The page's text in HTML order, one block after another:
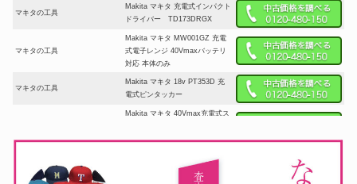
マキタの工具
Makita マキタ 充電式インパクト
ドライバー TD173DRGX
マキタの工具
Makita マキタ MW001GZ 充電
式電子レンジ 40Vmaxバッテリ
対応 本体のみ
マキタの工具
Makita マキタ 18v PT353D 充
電式ピンタッカー
Makita マキタ 40Vmax充電式ス
り
マキタの工具
Makita マキタ 電動工具 充電式
保冷温庫 本体のみ